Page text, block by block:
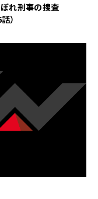
れ刑事の捜査
）